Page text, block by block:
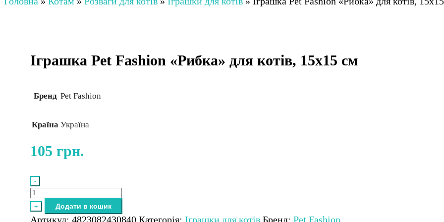
Іграшка Pet Fashion «Рибка» для котів, 15х15 см
Бренд Pet Fashion
Країна Україна
105грн.
-
Іграшка
Pet
Fashion
+ Додати в кошик
Артикул:4823082430840 Категорія:Іграшки для котів Бренд:Pet Fashion